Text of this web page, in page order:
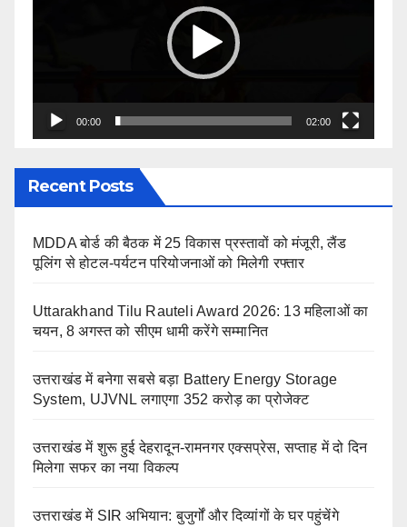
00:00 02:00
Recent Posts
MDDA बोर्ड की बैठक में 25 विकास प्रस्तावों को मंजूरी, लैंड
पूलिंग से होटल-पर्यटन परियोजनाओं को मिलेगी रफ्तार
Uttarakhand Tilu Rauteli Award 2026: 13 महिलाओं का
चयन, 8 अगस्त को सीएम धामी करेंगे सम्मानित
उत्तराखंड में बनेगा सबसे बड़ा Battery Energy Storage
System, UJVNL लगाएगा 352 करोड़ का प्रोजेक्ट
उत्तराखंड में शुरू हुई देहरादून-रामनगर एक्सप्रेस, सप्ताह में दो दिन
मिलेगा सफर का नया विकल्प
उत्तराखंड में SIR अभियान: बुजुर्गों और दिव्यांगों के घर पहुंचेंगे